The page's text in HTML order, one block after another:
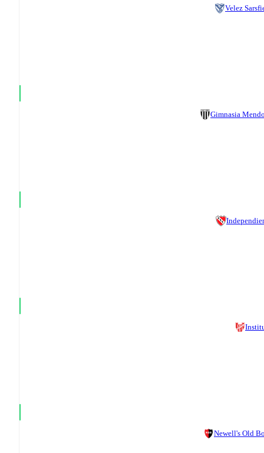
Velez
Gimnasia
Newell's Old